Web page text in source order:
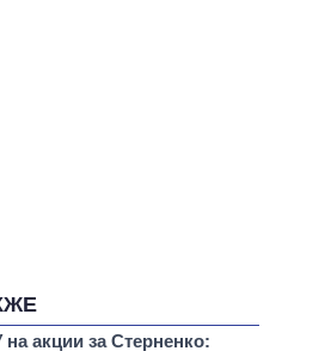
акции за Стерненко: